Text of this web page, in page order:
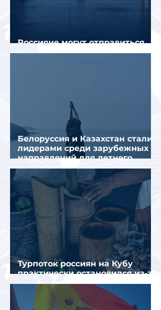
Россияне могут отправиться
прямыми рейсами в 34 страны
Белоруссия и Казахстан стали
лидерами среди зарубежных
направлений для летнего
отдыха россиян
Турпоток россиян на Кубу
практически остановился из-за
отсутствия прямых рейсов